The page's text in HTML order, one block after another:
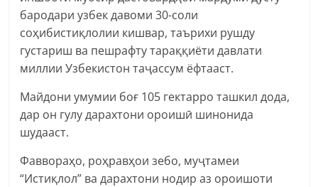
бародари узбек давоми 30-соли
соҳибистиқлолии кишвар, таърихи рушду
густариш ва пешрафту тараққиёти давлати
миллии Узбекистон таҷассум ёфтааст.
Майдони умумии боғ 105 гектарро ташкил дода,
дар он гулу дарахтони ороишӣ шинонида
шудааст.
Фаввораҳо, роҳравҳои зебо, муҷтамеи
“Истиқлол” ва дарахтони нодир аз ороишоти